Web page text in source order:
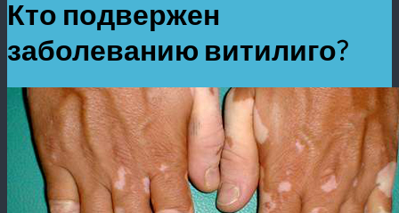
Кто подвержен
заболеванию витилиго?